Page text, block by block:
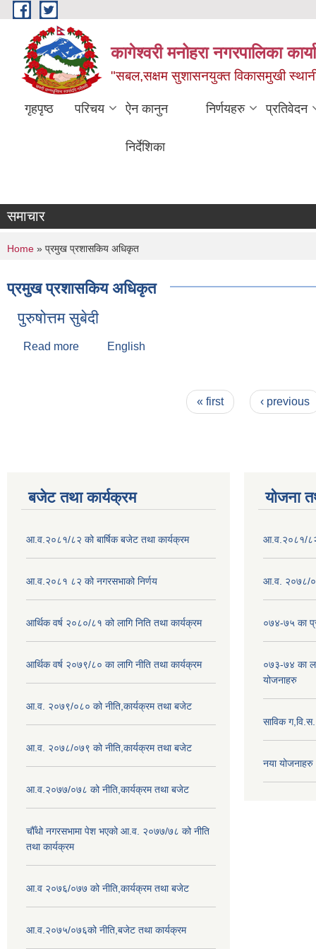
Skip to main content
कागेश्वरी मनोहरा नगरपालिका
"सबल,सक्षम सुशासनयुक्त विकासमुखी
गृहपृष्ठ परिचय ऐन कानुन
निर्देशिका
निर्णयहरु प्रतिवेदन
समाचार
You are here
Home » प्रमुख प्रशासकिय अधिकृत
प्रमुख प्रशासकिय अधिकृत
पुरुषोत्तम सुबेदी
Read more about पुरुषोत्तम सुबेदी
English
« first ‹ previous
बजेट तथा कार्यक्रम
आ.व.२०८१/८२ को बार्षिक बजेट तथा कार्यक्रम
आ.व.२०८१ ८२ को नगरसभाको निर्णय
आर्थिक वर्ष २०८०/८१ को लागि निति तथा कार्यक्रम
आर्थिक वर्ष २०७९/८० का लागि नीति तथा कार्यक्रम
आ.व. २०७९/०८० को नीति,कार्यक्रम तथा बजेट
आ.व. २०७८/०७९ को नीति,कार्यक्रम तथा बजेट
आ.व.२०७७/०७८ को नीति,कार्यक्रम तथा बजेट
चौँथो नगरसभामा पेश भएको आ.व. २०७७/७८ को नीति
तथा कार्यक्रम
आ.व २०७६/०७७ को नीति,कार्यक्रम तथा बजेट
आ.व.२०७५/०७६को नीति,बजेट तथा कार्यक्रम
योजना
आ.व.२०८१/८२
आ.व. २०७८/
०७४-७५ का
०७३-७४ का
योजनाहरु
साविक
नया